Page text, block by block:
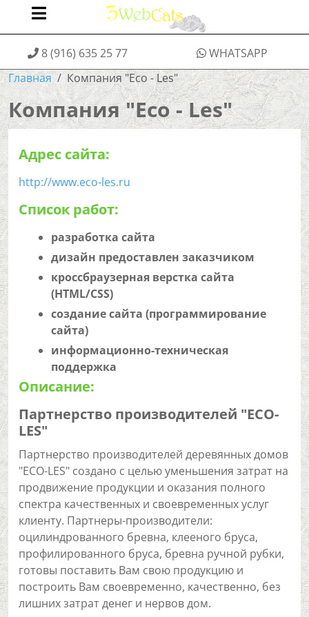
8 (916) 635 25 77
WHATSAPP
Главная
Компания "Eco - Les"
Компания "Eco - Les"
Адрес сайта:
http://www.eco-les.ru
Список работ:
разработка сайта
дизайн предоставлен заказчиком
кроссбраузерная верстка сайта
(HTML/CSS)
создание сайта (программирование
сайта)
информационно-техническая
поддержка
Описание:
Партнерство производителей "ECO-
LES"
Партнерство производителей деревянных домов
"ECO-LES" создано с целью уменьшения затрат на
продвижение продукции и оказания полного
спектра качественных и своевременных услуг
клиенту. Партнеры-производители:
оцилиндрованного бревна, клееного бруса,
профилированного бруса, бревна ручной рубки,
готовы поставить Вам свою продукцию и
построить Вам своевременно, качественно, без
лишних затрат денег и нервов дом.